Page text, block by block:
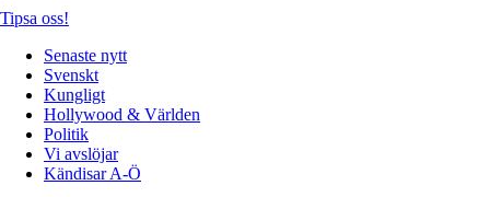
Tipsa oss!
Senaste nytt
Svenskt
Kungligt
Hollywood & Världen
Politik
Vi avslöjar
Kändisar A-Ö